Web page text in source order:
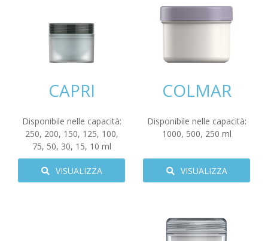
CAPRI
Disponibile nelle capacità:
250, 200, 150, 125, 100,
75, 50, 30, 15, 10 ml
VISUALIZZA
COLMAR
Disponibile nelle capacità:
1000, 500, 250 ml
VISUALIZZA